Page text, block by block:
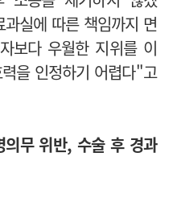
실에 따른 책임까지 면
보다 우월한 지위를 이
을 인정하기 어렵다"고
무 위반, 수술 후 경과